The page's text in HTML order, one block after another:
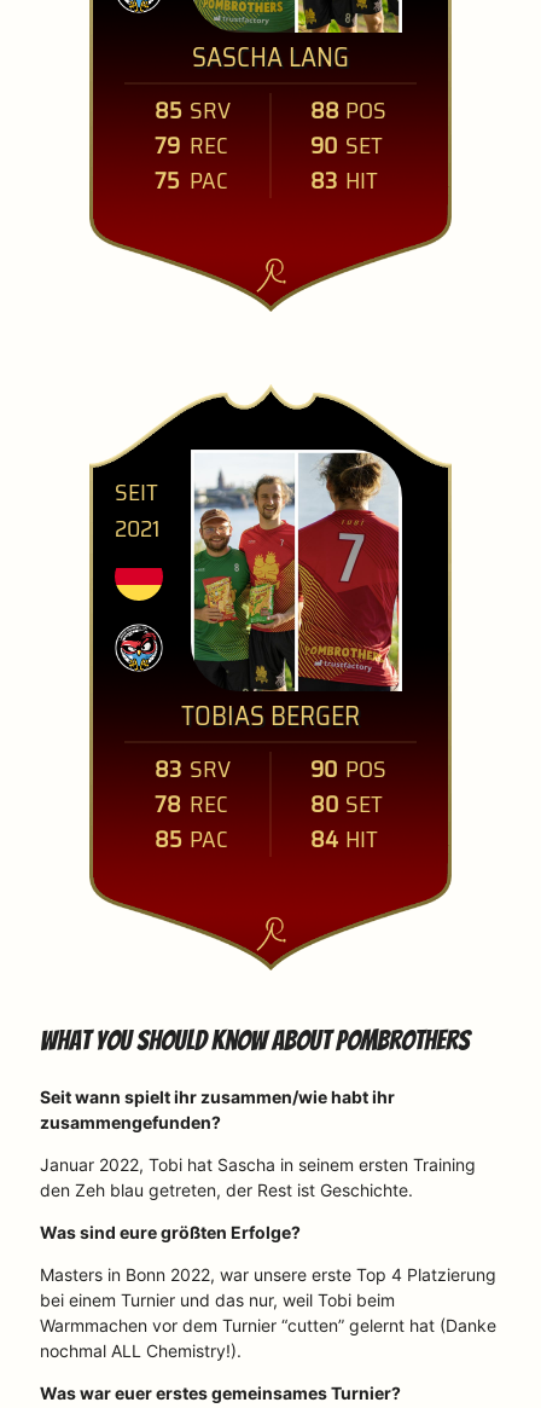
SASCHA LANG
85 SRV
79 REC
75 PAC
88POS
90 SET
83 HIT
SEIT
2021
TOBIAS BERGER
83 SRV
78 REC
85 PAC
90 POS
80 SET
84 HIT
What you should know about Pombrothers
Seit wann spielt ihr zusammen/wie habt ihr
zusammengefunden?
Januar 2022, Tobi hat Sascha in seinem ersten Training
den Zeh blau getreten, der Rest ist Geschichte.
Was sind eure größten Erfolge?
Masters in Bonn 2022, war unsere erste Top 4 Platzierung
bei einem Turnier und das nur, weil Tobi beim
Warmmachen vor dem Turnier “cutten” gelernt hat (Danke
nochmal ALL Chemistry!).
Was war euer erstes gemeinsames Turnier?